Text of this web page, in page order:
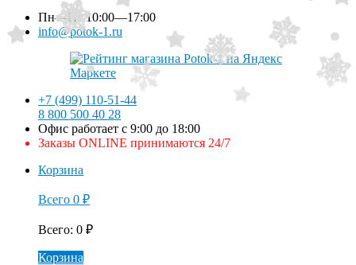
Пн—Пт10:00—17:00
info@potok-1.ru
+7 (499) 110-51-44
8 800 500 40 28
Офис работает с 9:00 до 18:00
Заказы ONLINE принимаются 24/7
Корзина
Всего 0 ₽
Всего: 0 ₽
Корзина